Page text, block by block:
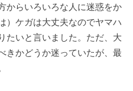
からいろいろな人に迷惑をか
）ケガは大丈夫なのでヤマハ
たいと言いました。ただ、大
きかどうか迷っていたが、最